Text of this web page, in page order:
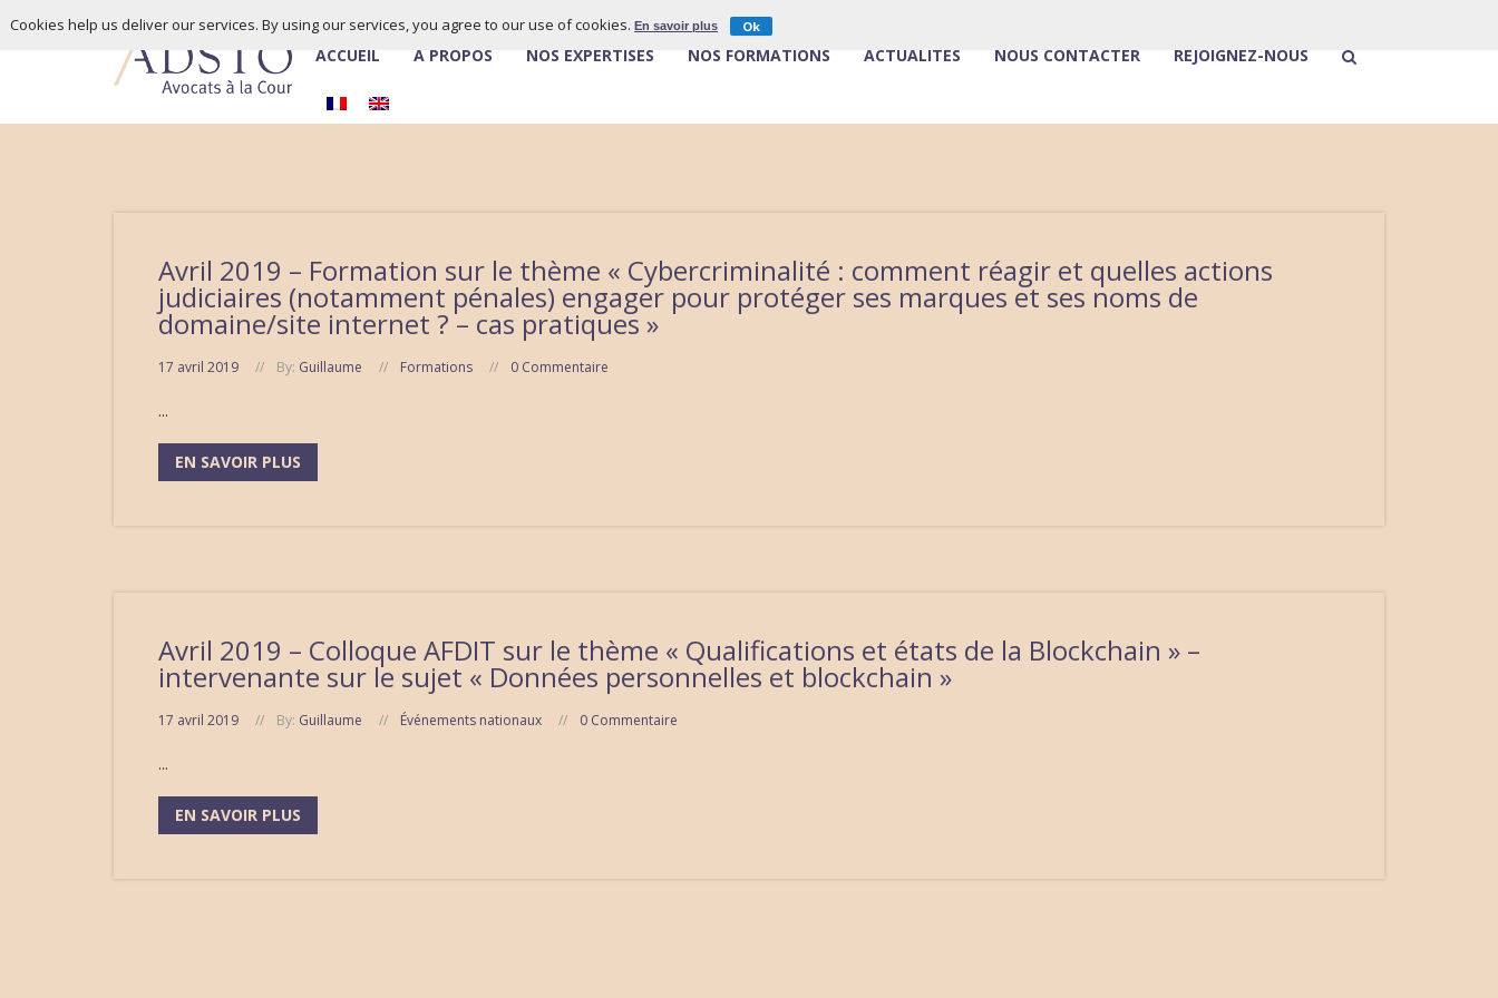
ACCUEIL À PROPOS NOS EXPERTISES NOS FORMATIONS ACTUALITÉS NOUS CONTACTER REJOIGNEZ-NOUS
Avril 2019 – Formation sur le thème « Cybercriminalité : comment réagir et quelles actions
judiciaires (notamment pénales) engager pour protéger ses marques et ses noms de
domaine/site internet ? – cas pratiques »
17 avril 2019 By: Guillaume Formations 0 Commentaire
...
EN SAVOIR PLUS
Avril 2019 – Colloque AFDIT sur le thème « Qualifications et états de la Blockchain » –
intervenante sur le sujet « Données personnelles et blockchain »
17 avril 2019 By: Guillaume Événements nationaux 0 Commentaire
...
EN SAVOIR PLUS
Cookies help us deliver our services. By using our services, you agree to our use of cookies.En savoir plus Ok